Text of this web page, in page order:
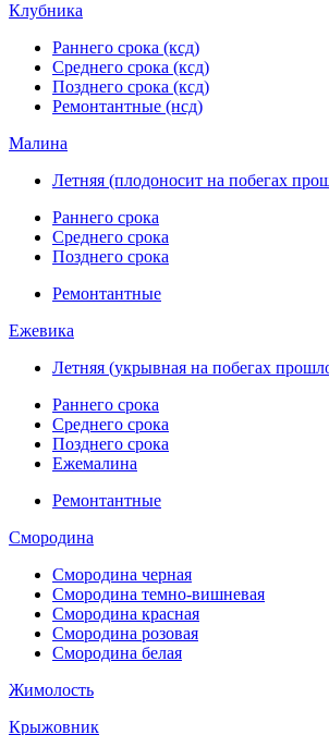
Клубника
Раннего срока (ксд)
Среднего срока (ксд)
Позднего срока (ксд)
Ремонтантные (нсд)
Малина
Летняя (плодоносит на побегах
Раннего срока
Среднего срока
Позднего срока
Ремонтантные
Ежевика
Летняя (укрывная на побегах
Раннего срока
Среднего срока
Позднего срока
Ежемалина
Ремонтантные
Смородина
Смородина черная
Смородина темно-вишневая
Смородина красная
Смородина розовая
Смородина белая
Жимолость
Крыжовник